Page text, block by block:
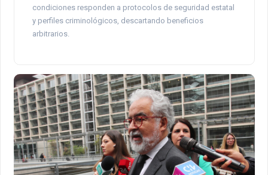
condiciones responden a protocolos de seguridad estatal
y perfiles criminológicos, descartando beneficios
arbitrarios.